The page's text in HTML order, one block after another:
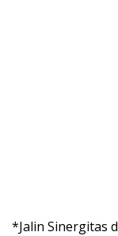
*Jalin Sinergitas